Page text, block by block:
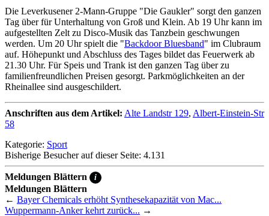
Die Leverkusener 2-Mann-Gruppe "Die Gaukler" sorgt den ganzen
Tag über für Unterhaltung von Groß und Klein. Ab 19 Uhr kann im
aufgestellten Zelt zu Disco-Musik das Tanzbein geschwungen
werden. Um 20 Uhr spielt die "Backdoor Bluesband" im Clubraum
auf. Höhepunkt und Abschluss des Tages bildet das Feuerwerk ab
21.30 Uhr. Für Speis und Trank ist den ganzen Tag über zu
familienfreundlichen Preisen gesorgt. Parkmöglichkeiten an der
Rheinallee sind ausgeschildert.
Anschriften aus dem Artikel: Alte Landstr 129, Albert-Einstein-Str
58
Kategorie: Sport
Bisherige Besucher auf dieser Seite: 4.131
Meldungen Blättern i
Meldungen Blättern
← Bayer Chemicals erhöht Synthesekapazität von Mac...
Wuppermann-Anker kehrt zurück... →